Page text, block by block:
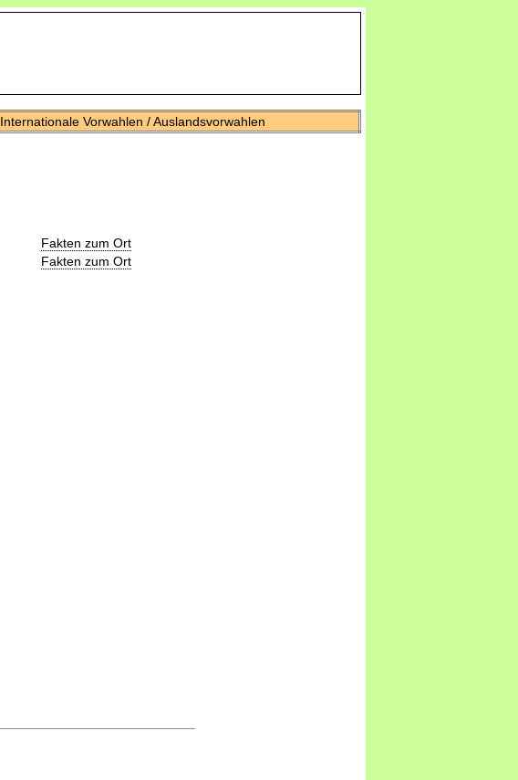
Internationale Vorwahlen / Auslandsvorwahlen
Fakten zum Ort
Fakten zum Ort